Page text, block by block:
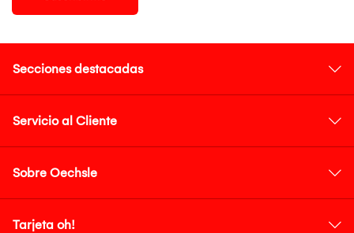
Secciones destacadas
Servicio al Cliente
Sobre Oechsle
Tarjeta oh!